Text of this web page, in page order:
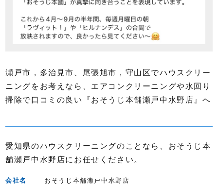
瀬戸市，多治見市、尾張旭市，守山区でハウスクリー
ニングをお考えなら、エアコンクリーニングや水回り
掃除で口コミの良い『おそうじ本舗瀬戸中水野店』へ
愛知県のハウスクリーニングのことなら、おそうじ本
舗瀬戸中水野店にお任せください。
会社名
おそうじ本舗瀬戸中水野店